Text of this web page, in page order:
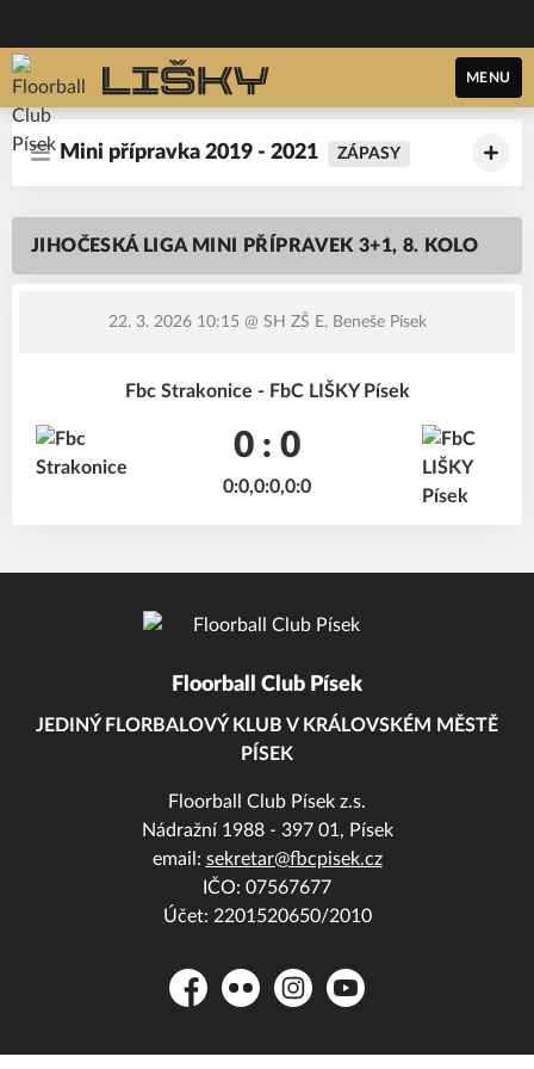
MENU
Mini přípravka 2019 - 2021 ZÁPASY
JIHOČESKÁ LIGA MINI PŘÍPRAVEK 3+1, 8. KOLO
22. 3. 2026 10:15 @ SH ZŠ E. Beneše Písek
Fbc Strakonice - FbC LIŠKY Písek
0 : 0
0:0,0:0,0:0
Floorball Club Písek
JEDINÝ FLORBALOVÝ KLUB V KRÁLOVSKÉM MĚSTĚ
PÍSEK
Floorball Club Písek z.s.
Nádražní 1988 - 397 01, Písek
email: sekretar@fbcpisek.cz
IČO: 07567677
Účet: 2201520650/2010
FacebookFlickr InstagramYouTube